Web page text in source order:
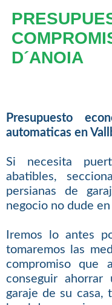
D´ANOIA
Presupuesto
automaticas en
Si necesita
abatibles,
persianas de
negocio no dude
Iremos lo antes
tomaremos las
compromiso que
conseguir
garaje de su casa,